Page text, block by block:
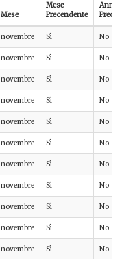
Mese
Mese
Precendente
Anno
novembre Sì No
novembre Sì No
novembre Sì No
novembre Sì No
novembre Sì No
novembre Sì No
novembre Sì No
novembre Sì No
novembre Sì No
novembre Sì No
novembre Sì No